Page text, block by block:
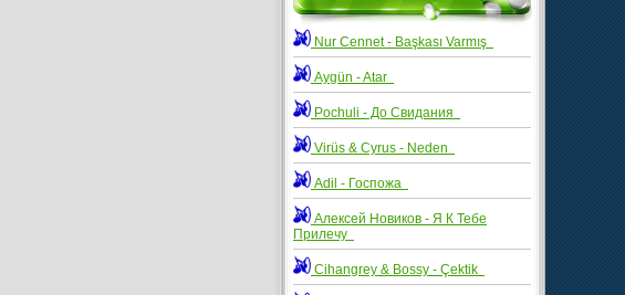
Nur Cennet - Başkası Varmış
Aygün - Atar
Pochuli - До Свидания
Virüs & Cyrus - Neden
Adil - Госпожа
Алексей Новиков - Я К Тебе
Прилечу
Cihangrey & Bossy - Çektik